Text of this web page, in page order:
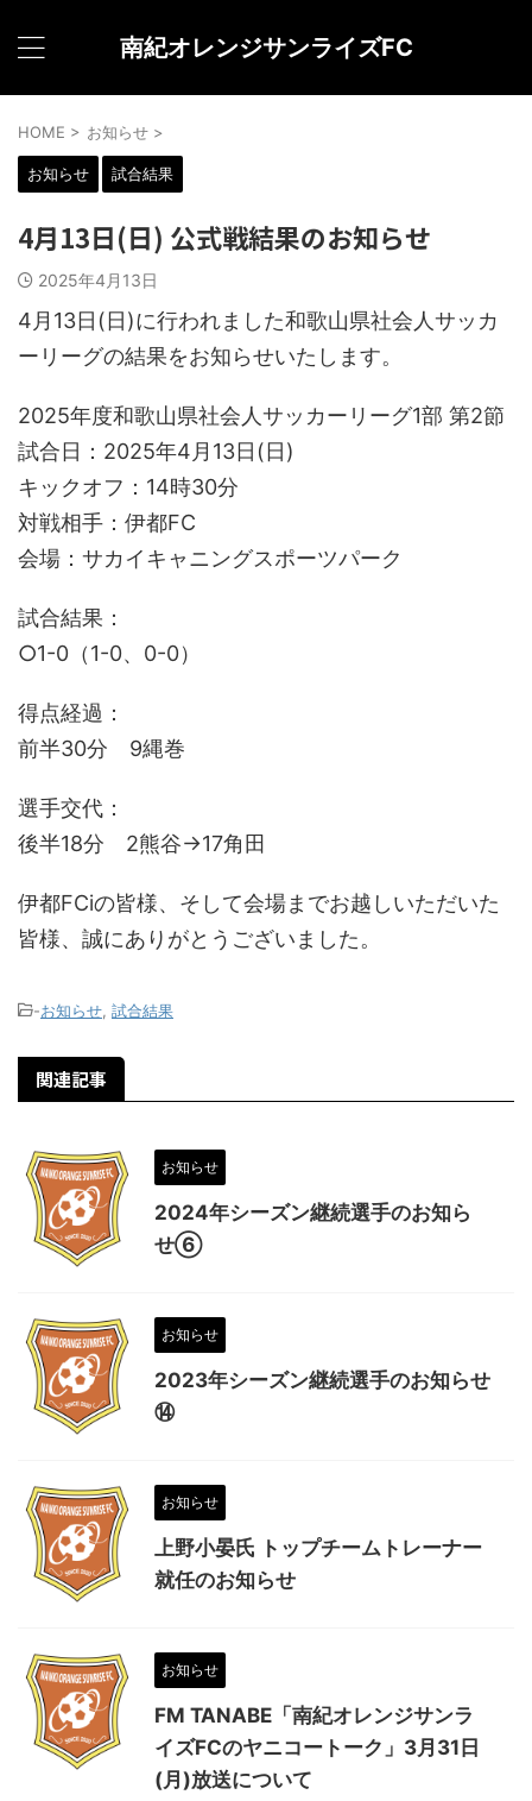
南紀オレンジサンライズFC
HOME > お知らせ >
お知らせ 試合結果
4月13日(日) 公式戦結果のお知らせ
2025年4月13日
4月13日(日)に行われました和歌山県社会人サッカ
ーリーグの結果をお知らせいたします。
2025年度和歌山県社会人サッカーリーグ1部 第2節
試合日：2025年4月13日(日)
キックオフ：14時30分
対戦相手：伊都FC
会場：サカイキャニングスポーツパーク
試合結果：
○1-0（1-0、0-0）
得点経過：
前半30分 9縄巻
選手交代：
後半18分 2熊谷→17角田
伊都FCiの皆様、そして会場までお越しいただいた
皆様、誠にありがとうございました。
-お知らせ 試合結果
関連記事
お知らせ
2024年シーズン継続選手のお知ら
せ⑥
お知らせ
2023年シーズン継続選手のお知らせ
⑭
お知らせ
上野小晏氏 トップチームトレーナー
就任のお知らせ
お知らせ
FM TANABE「南紀オレンジサンラ
イズFCのヤニコートーク」3月31日
(月)放送について